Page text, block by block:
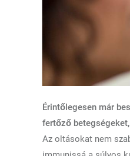
Érintőlegesen már
fertőző
Az oltásokat nem